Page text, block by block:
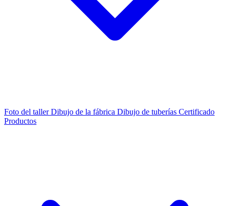
Foto del tallerDibujo de la fábrica Dibujo de tuberías Certificado
Productos